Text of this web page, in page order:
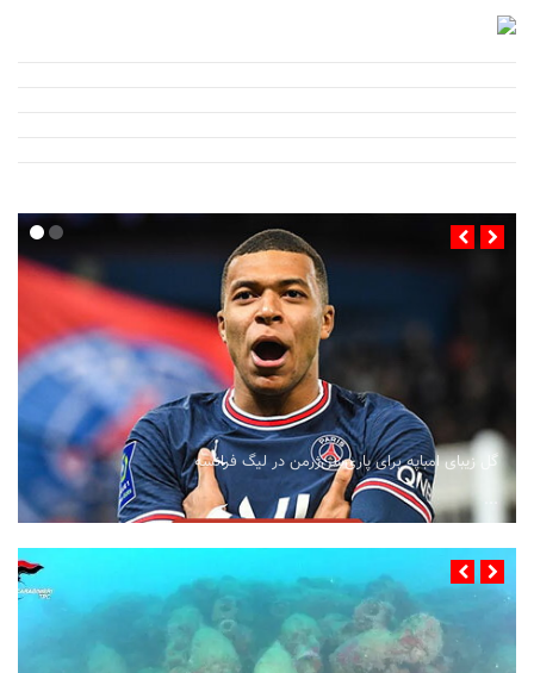
گل زیبای امباپه برای پاری‌سن‌ژرمن در لیگ فرانسه